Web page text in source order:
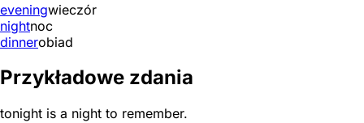
eveningwieczór
nightnoc
dinnerobiad
Przykładowe zdania
tonight is a night to remember.